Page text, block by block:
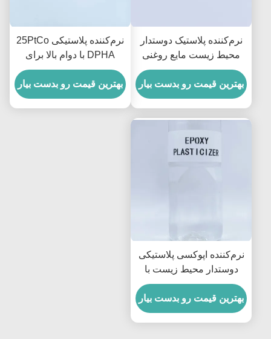
نرم‌کننده پلاستیک دوستدار
محیط زیست مایع روغنی
شفاف دی‌اکتیل ترفتالات
برای اتحادیه اروپا
بهترین قیمت رو بدست بیار
نرم‌کننده پلاستیکی 25PtCo
DPHA با دوام بالا برای
PVC، مناسب برای شرایط
سرمای شدید
بهترین قیمت رو بدست بیار
نرم‌کننده اپوکسی پلاستیکی
دوستدار محیط زیست با
ویسکوزیته کم ESBO
نرم‌کننده با ویسکوزیته کمتر
بهترین قیمت رو بدست بیار